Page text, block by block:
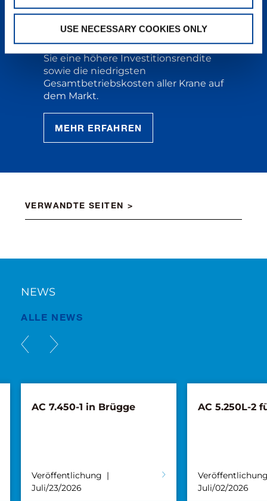
USE NECESSARY COOKIES ONLY
Kranbranche. Erstklassige
Komponenten, ergänzt um
einzigartigen Service, bedeuten für
Sie eine höhere Investitionsrendite
sowie die niedrigsten
Gesamtbetriebskosten aller Krane auf
dem Markt.
MEHR ERFAHREN
VERWANDTE SEITEN
NEWS
ALLE NEWS
AC 7.450-1 in Brügge
Veröffentlichung
Juli/23/2026
AC 5.250L-2
Juli/02/2026